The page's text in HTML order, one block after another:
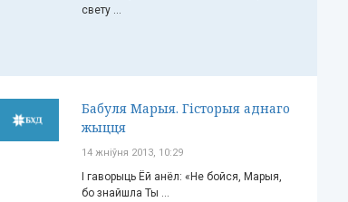
свету ...
Бабуля Марыя. Гісторыя аднаго
жыцця
14 жніўня 2013, 10:29
І гаворыць Ёй анёл: «Не бойся, Марыя,
бо знайшла Ты ...